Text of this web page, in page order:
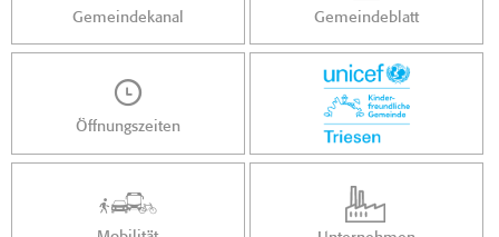
Gemeindekanal Gemeindeblatt
Öffnungszeiten